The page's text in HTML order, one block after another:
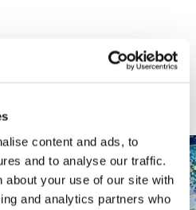
content and ads, to
and to analyse our traffic.
about your use of our site with
and analytics partners who